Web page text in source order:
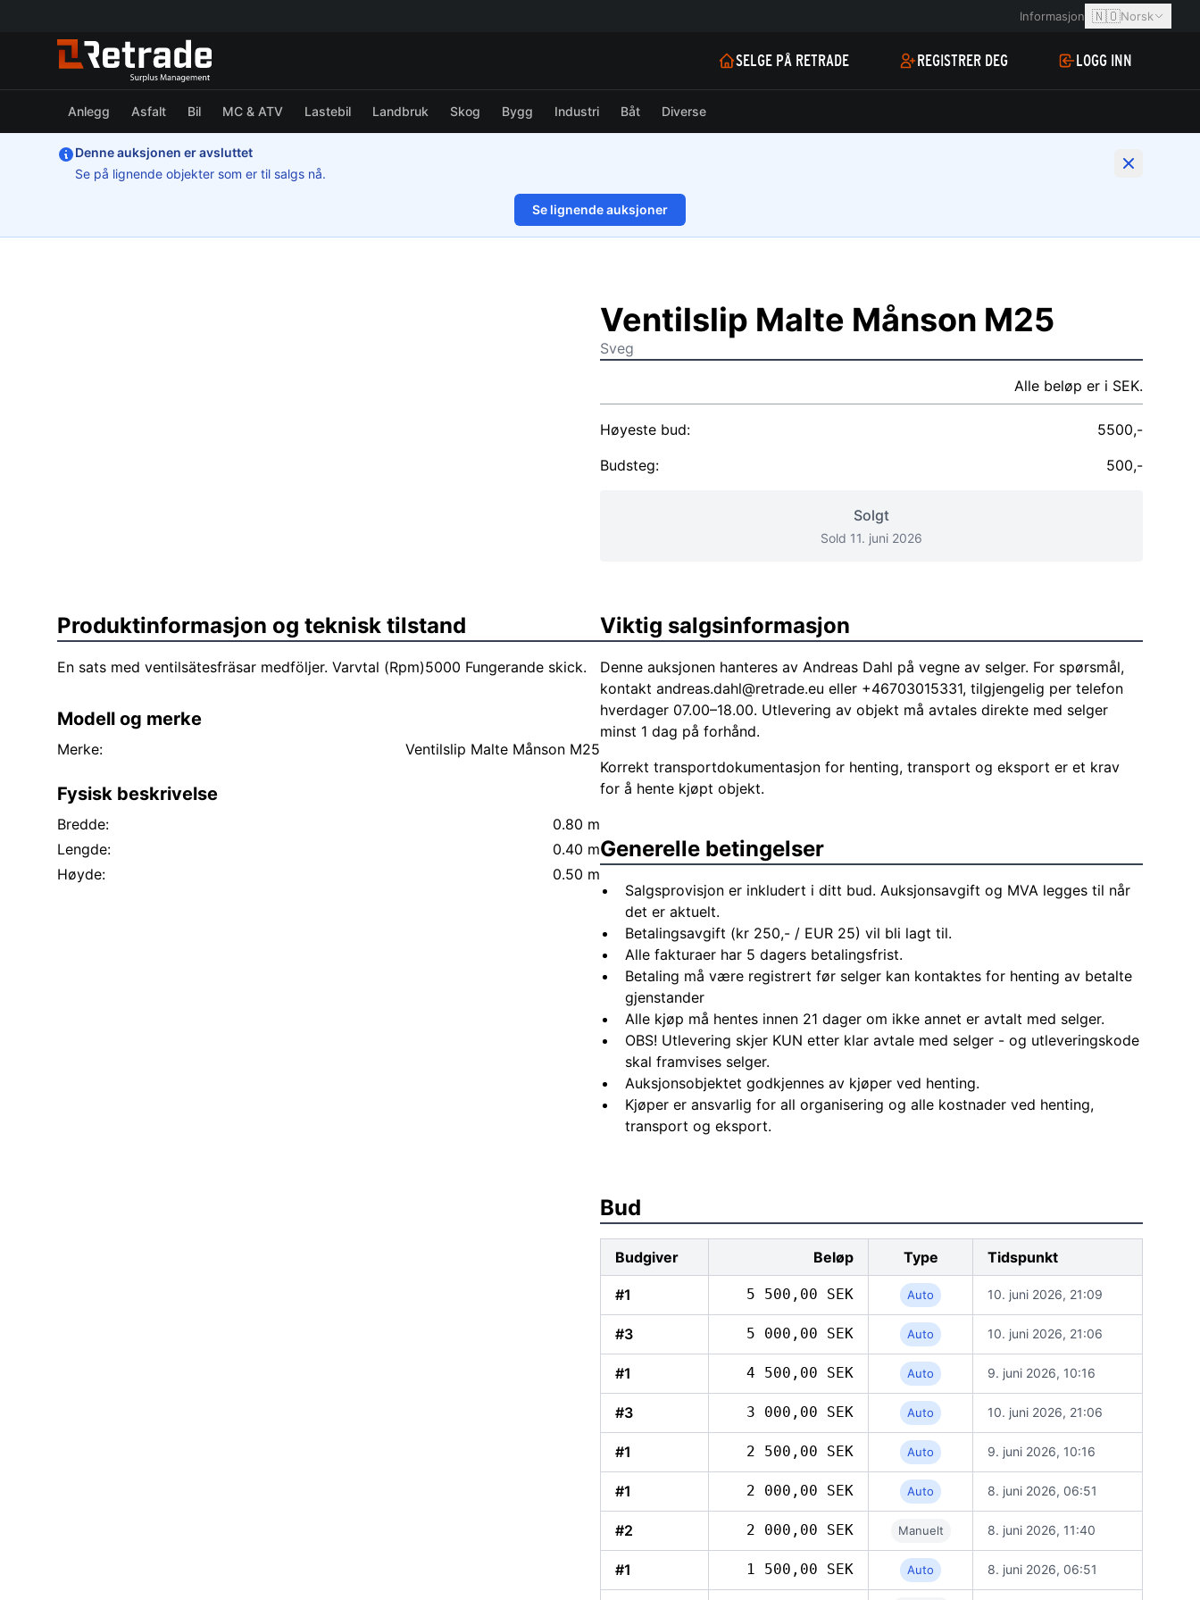
Informasjon 🇳🇴Norsk
SELGE PÅ RETRADE REGISTRER DEG LOGG INN
Anlegg Asfalt Bil MC & ATV Lastebil Landbruk Skog Bygg Industri Båt Diverse
Denne auksjonen er avsluttet
Se på lignende objekter som er til salgs nå.
Se lignende auksjoner
1/10
Ventilslip Malte Månson M25
Sveg
Alle beløp er i SEK.
Høyeste bud:
5500,-
Budsteg:
500,-
Solgt
Sold 11. juni 2026
Produktinformasjon og teknisk tilstand
En sats med ventilsätesfräsar medföljer. Varvtal (Rpm)5000 Fungerande skick.
Modell og merke
Merke: Ventilslip Malte Månson M25
Fysisk beskrivelse
Bredde:
0.80 m
Lengde:
0.40 m
Høyde:
0.50 m
Viktig salgsinformasjon
Denne auksjonen hanteres av Andreas Dahl på vegne av selger. For spørsmål,
kontakt andreas.dahl@retrade.eu eller +46703015331, tilgjengelig per telefon
hverdager 07.00–18.00. Utlevering av objekt må avtales direkte med selger
minst 1 dag på forhånd.
Korrekt transportdokumentasjon for henting, transport og eksport er et krav
for å hente kjøpt objekt.
Generelle betingelser
Salgsprovisjon er inkludert i ditt bud. Auksjonsavgift og MVA legges til når
det er aktuelt.
Betalingsavgift (kr 250,- / EUR 25) vil bli lagt til.
Alle fakturaer har 5 dagers betalingsfrist.
Betaling må være registrert før selger kan kontaktes for henting av betalte
gjenstander
Alle kjøp må hentes innen 21 dager om ikke annet er avtalt med selger.
OBS! Utlevering skjer KUN etter klar avtale med selger - og utleveringskode
skal framvises selger.
Auksjonsobjektet godkjennes av kjøper ved henting.
Kjøper er ansvarlig for all organisering og alle kostnader ved henting,
transport og eksport.
Bud
Budgiver Beløp Type Tidspunkt
#1 5 500,00 SEK Auto 10. juni 2026, 21:09
#3 5 000,00 SEK Auto 10. juni 2026, 21:06
#1 4 500,00 SEK Auto 9. juni 2026, 10:16
#3 3 000,00 SEK Auto 10. juni 2026, 21:06
#1 2 500,00 SEK Auto 9. juni 2026, 10:16
#1 2 000,00 SEK Auto 8. juni 2026, 06:51
#2 2 000,00 SEK Manuelt 8. juni 2026, 11:40
#1 1 500,00 SEK Auto 8. juni 2026, 06:51